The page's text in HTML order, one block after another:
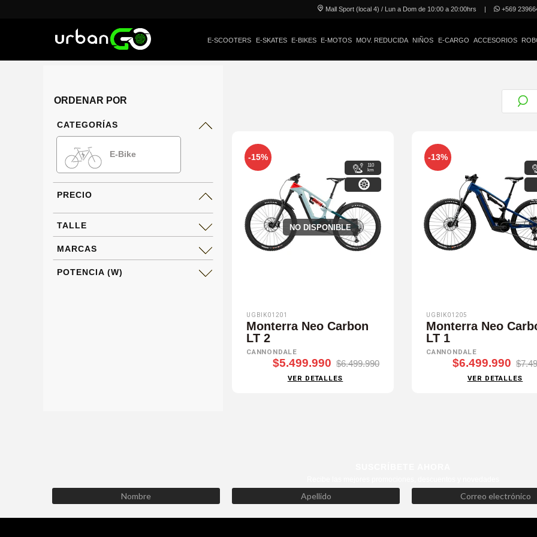
Mall Sport (local 4) / Lun a Dom de 10:00 a 20:00hrs | +569
E-SCOOTERS E-SKATES E-BIKES E-MOTOS MOV. REDUCIDA NIÑOS E-CARGO ACCESORIOS
ORDENAR POR
CATEGORÍAS
E-Bike
PRECIO
TALLE
MARCAS
POTENCIA (W)
-15%
NO DISPONIBLE
110
km
UGBIK01201
Monterra Neo Carbon
LT 2
CANNONDALE
$5.499.990 $6.499.990
VER DETALLES
-13%
UGBIK01205
Monterra Neo
LT 1
CANNONDALE
$6.499.990
VER DETALLES